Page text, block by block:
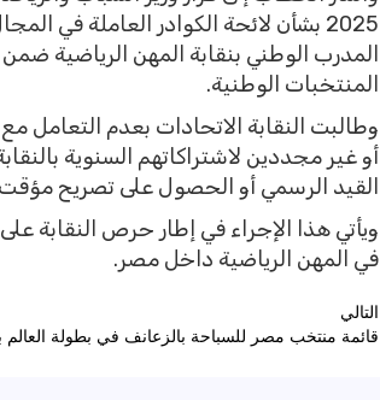
المدرب الوطني بنقابة المهن الرياضية
المنتخبات الوطنية.
وطالبت النقابة الاتحادات بعدم التعامل
أو غير مجددين لاشتراكاتهم السنوية
القيد الرسمي أو الحصول على تصريح مؤقت
ويأتي هذا الإجراء في إطار حرص النقابة
في المهن الرياضية داخل مصر.
تصفّح
المقالات
التالي
قائمة منتخب مصر للسباحة بالزعانف في بطولة العالم